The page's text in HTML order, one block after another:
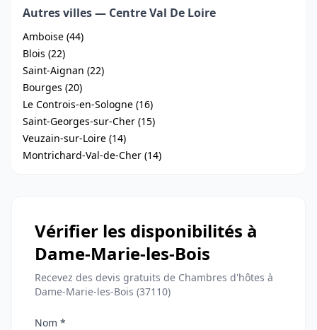
Autres villes — Centre Val De Loire
Amboise (44)
Blois (22)
Saint-Aignan (22)
Bourges (20)
Le Controis-en-Sologne (16)
Saint-Georges-sur-Cher (15)
Veuzain-sur-Loire (14)
Montrichard-Val-de-Cher (14)
Vérifier les disponibilités à
Dame-Marie-les-Bois
Recevez des devis gratuits de Chambres d'hôtes à
Dame-Marie-les-Bois (37110)
Nom *